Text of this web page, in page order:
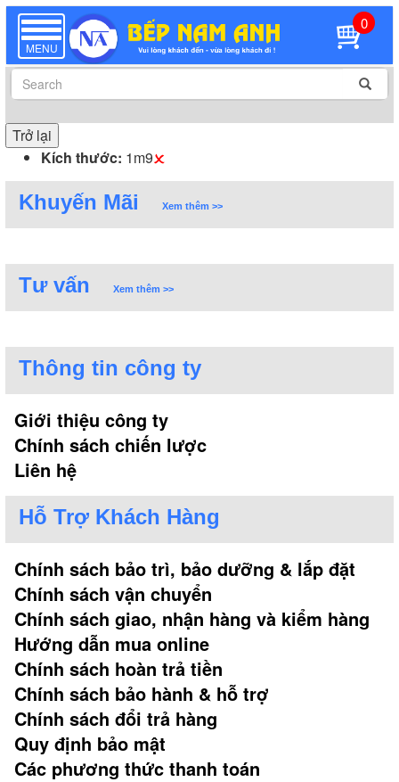
TOGGLE
NAVIGATION
MENU
0
Trở lại
Kích thước: 1m9
Khuyến Mãi Xem thêm >>
Tư vấn Xem thêm >>
Thông tin công ty
Giới thiệu công ty
Chính sách chiến lược
Liên hệ
Hỗ Trợ Khách Hàng
Chính sách bảo trì, bảo dưỡng & lắp đặt
Chính sách vận chuyển
Chính sách giao, nhận hàng và kiểm hàng
Hướng dẫn mua online
Chính sách hoàn trả tiền
Chính sách bảo hành & hỗ trợ
Chính sách đổi trả hàng
Quy định bảo mật
Các phương thức thanh toán